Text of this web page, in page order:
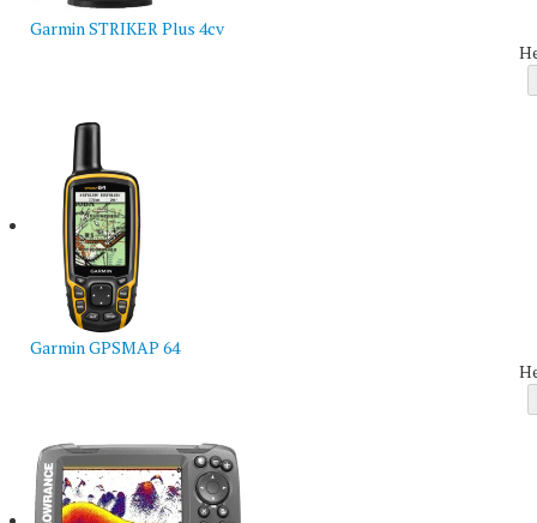
Garmin STRIKER Plus 4cv
Garmin GPSMAP 64